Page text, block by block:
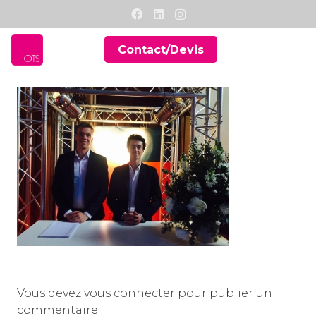
Contact/Devis
Vous devez vous connecter pour publier un
commentaire.